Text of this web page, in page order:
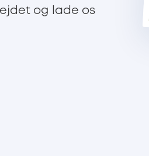
og lade os